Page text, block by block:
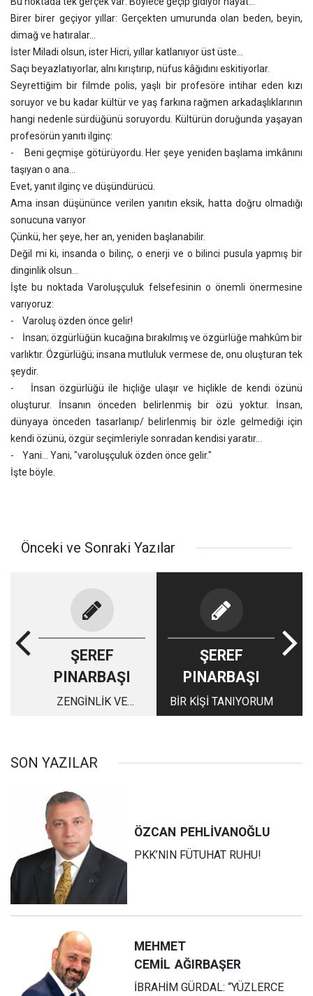
Birer birer geçiyor yıllar: Gerçekten umurunda olan beden, beyin,
dimağ ve hatıralar...
İster Miladi olsun, ister Hicri, yıllar katlanıyor üst üste...
Saçı beyazlatıyorlar, alnı kırıştırıp, nüfus kâğıdını eskitiyorlar.
Seyrettiğim bir filmde polis, yaşlı bir profesöre intihar eden kızı
soruyor ve bu kadar kültür ve yaş farkına rağmen arkadaşlıklarının
hangi nedenle sürdüğünü soruyordu. Kültürün doruğunda yaşayan
profesörün yanıtı ilginç:
- Beni geçmişe götürüyordu. Her şeye yeniden başlama imkânını
taşıyan o ana...
Evet, yanıt ilginç ve düşündürücü.
Ama insan düşününce verilen yanıtın eksik, hatta doğru olmadığı
sonucuna varıyor
Çünkü, her şeye, her an, yeniden başlanabilir.
Değil mi ki, insanda o bilinç, o enerji ve o bilinci pusula yapmış bir
dinginlik olsun...
İşte bu noktada Varoluşçuluk felsefesinin o önemli önermesine
varıyoruz:
- Varoluş özden önce gelir!
- İnsan; özgürlüğün kucağına bırakılmış ve özgürlüğe mahkûm bir
varlıktır. Özgürlüğü; insana mutluluk vermese de, onu oluşturan tek
şeydir.
- İnsan özgürlüğü ile hiçliğe ulaşır ve hiçlikle de kendi özünü
oluşturur. İnsanın önceden belirlenmiş bir özü yoktur. İnsan,
dünyaya önceden tasarlanıp/ belirlenmiş bir özle gelmediği için
kendi özünü, özgür seçimleriyle sonradan kendisi yaratır...
- Yani... Yani, "varoluşçuluk özden önce gelir."
İşte böyle.
Önceki ve Sonraki Yazılar
ŞEREF
PINARBAŞI
ZENGİNLİK VE
ŞEREF
PINARBAŞI
BİR KİŞİ TANIYORUM
SON YAZILAR
ÖZCAN PEHLİVANOĞLU
PKK’NIN FÜTUHAT RUHU!
MEHMET
CEMİL AĞIRBAŞER
İBRAHİM GÜRDAL: “YÜZLERCE